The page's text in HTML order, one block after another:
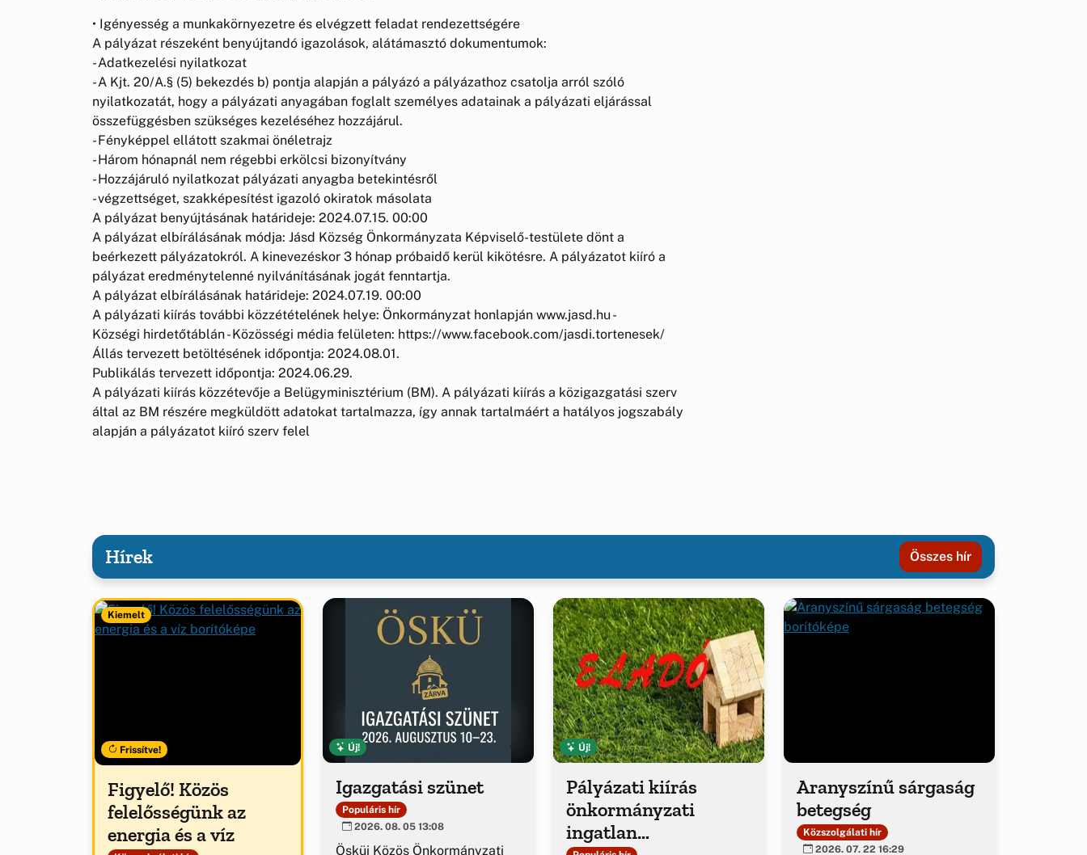
• Igényesség a munkakörnyezetre és elvégzett feladat rendezettségére
A pályázat részeként benyújtandó igazolások, alátámasztó dokumentumok:
- Adatkezelési nyilatkozat
- A Kjt. 20/A.§ (5) bekezdés b) pontja alapján a pályázó a pályázathoz csatolja arról szóló
nyilatkozatát, hogy a pályázati anyagában foglalt személyes adatainak a pályázati eljárással
összefüggésben szükséges kezeléséhez hozzájárul.
- Fényképpel ellátott szakmai önéletrajz
- Három hónapnál nem régebbi erkölcsi bizonyítvány
- Hozzájáruló nyilatkozat pályázati anyagba betekintésről
- végzettséget, szakképesítést igazoló okiratok másolata
A pályázat benyújtásának határideje: 2024.07.15. 00:00
A pályázat elbírálásának módja: Jásd Község Önkormányzata Képviselő-testülete dönt a
beérkezett pályázatokról. A kinevezéskor 3 hónap próbaidő kerül kikötésre. A pályázatot kiíró a
pályázat eredménytelenné nyilvánításának jogát fenntartja.
A pályázat elbírálásának határideje: 2024.07.19. 00:00
A pályázati kiírás további közzétételének helye: Önkormányzat honlapján www.jasd.hu -
Községi hirdetőtáblán - Közösségi média felületen: https://www.facebook.com/jasdi.tortenesek/
Állás tervezett betöltésének időpontja: 2024.08.01.
Publikálás tervezett időpontja: 2024.06.29.
A pályázati kiírás közzétevője a Belügyminisztérium (BM). A pályázati kiírás a közigazgatási szerv
által az BM részére megküldött adatokat tartalmazza, így annak tartalmáért a hatályos jogszabály
alapján a pályázatot kiíró szerv felel
Hírek Összes hír
Kiemelt
Frissítve!
Figyelő! Közös
felelősségünk az
energia és a víz
Új!
Igazgatási szünet
Populáris hír
2026. 08. 05 13:08
Ösküi Közös Önkormányzati
Új!
Pályázati kiírás
önkormányzati
ingatlan
Aranyszínű sárgaság
betegség
Közszolgálati hír
2026. 07. 22 16:29